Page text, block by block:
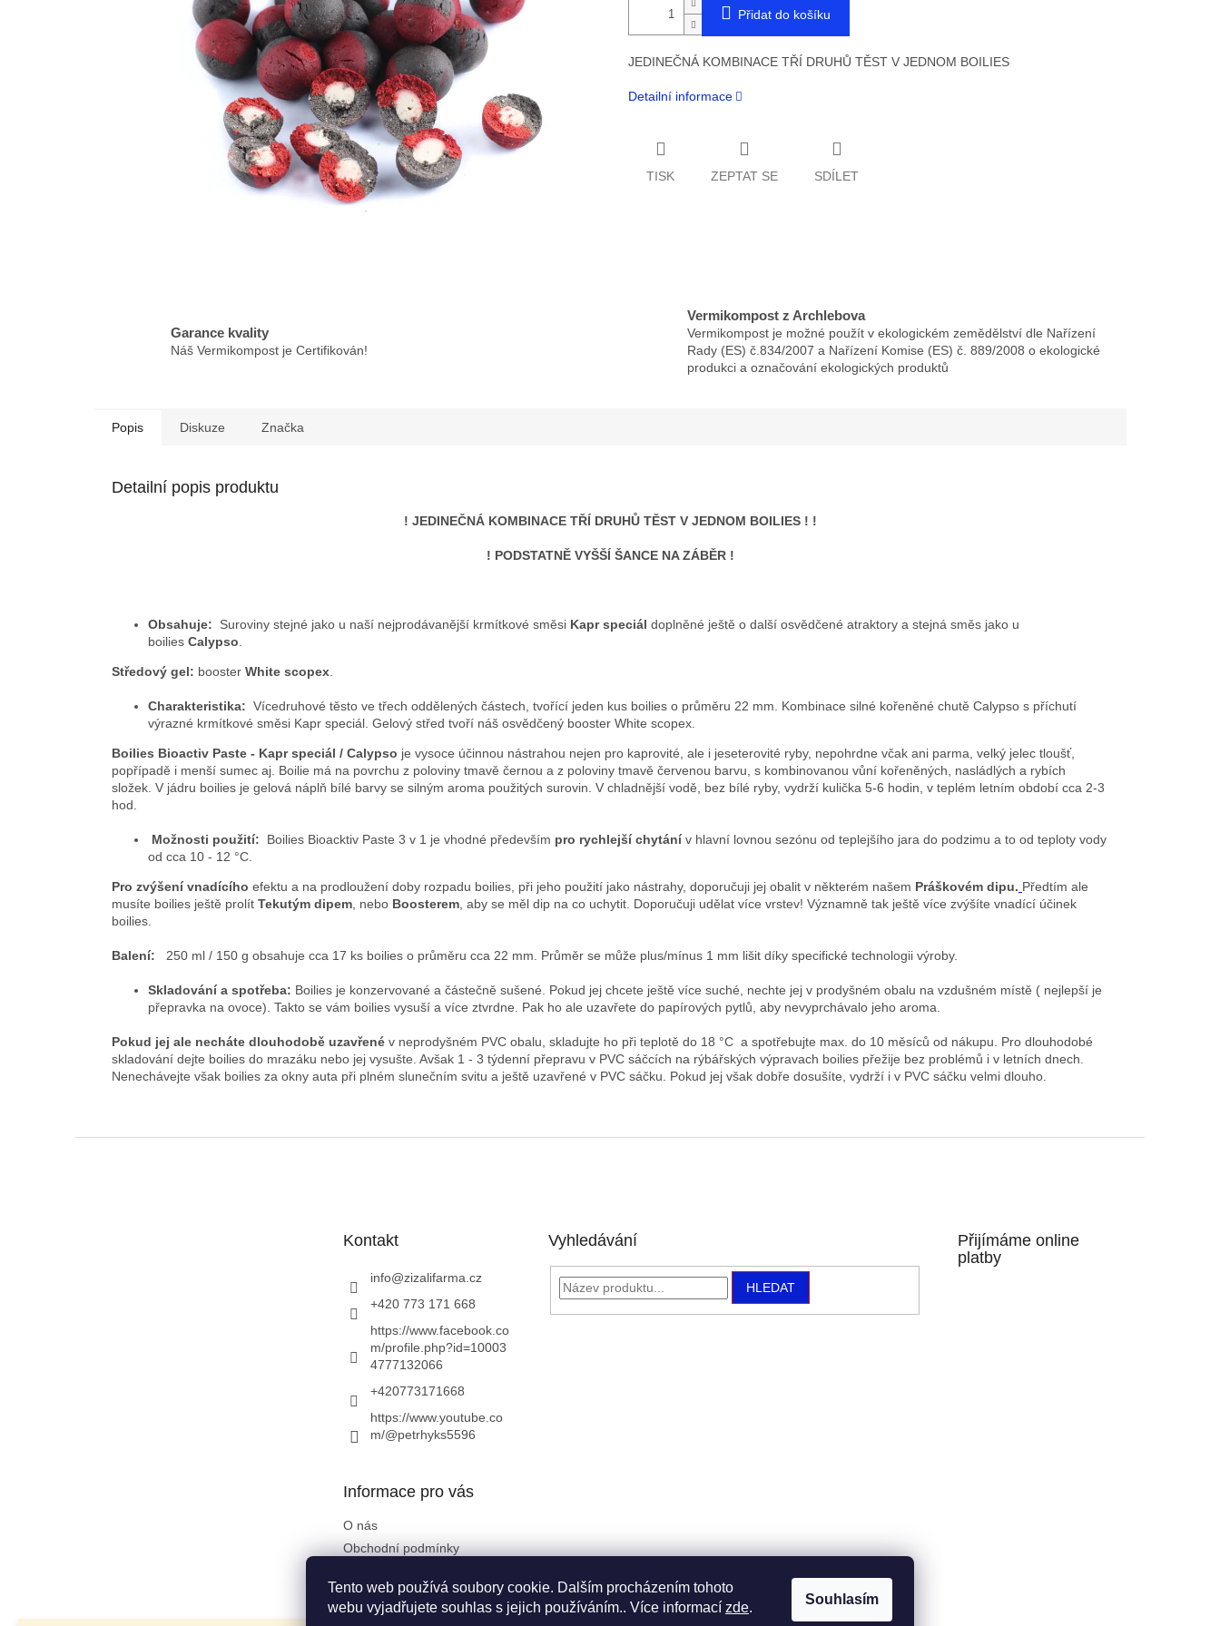
Tento web používá soubory cookie. Dalším procházením tohoto
webu vyjadřujete souhlas s jejich používáním.. Více informací zde.
Souhlasím
Přidat do košíku
JEDINEČNÁ KOMBINACE TŘÍ DRUHŮ TĚST V JEDNOM BOILIES
Detailní informace
TISK ZEPTAT SE SDÍLET
Garance kvality
Náš Vermikompost je Certifikován!
Vermikompost z Archlebova
Vermikompost je možné použít v ekologickém zemědělství dle Nařízení
Rady (ES) č.834/2007 a Nařízení Komise (ES) č. 889/2008 o ekologické
produkci a označování ekologických produktů
Popis Diskuze Značka
Detailní popis produktu
! JEDINEČNÁ KOMBINACE TŘÍ DRUHŮ TĚST V JEDNOM BOILIES ! !
! PODSTATNĚ VYŠŠÍ ŠANCE NA ZÁBĚR !
Obsahuje: Suroviny stejné jako u naší nejprodávanější krmítkové směsi Kapr speciál doplněné ještě o další osvědčené atraktory a stejná směs jako u
boilies Calypso
Středový gel: booster White scopex
Charakteristika: Vícedruhové těsto ve třech oddělených částech, tvořící jeden kus boilies o průměru 22 mm. Kombinace silné kořeněné chutě Calypso s příchutí
výrazné krmítkové směsi Kapr speciál. Gelový střed tvoří náš osvědčený booster White scopex.
Boilies Bioactiv Paste - Kapr speciál / Calypso je vysoce účinnou nástrahou nejen pro kaprovité, ale i jeseterovité ryby, nepohrdne včak ani parma, velký jelec tloušť,
popřípadě i menší sumec aj. Boilie má na povrchu z poloviny tmavě černou a z poloviny tmavě červenou barvu, s kombinovanou vůní kořeněných, nasládlých a rybích
složek. V jádru boilies je gelová náplň bílé barvy se silným aroma použitých surovin. V chladnější vodě, bez bílé ryby, vydrží kulička 5-6 hodin, v teplém letním období cca 2-3
hod.
Možnosti použití: Boilies Bioacktiv Paste 3 v 1 je vhodné především pro rychlejší chytánív hlavní lovnou sezónu od teplejšího jara do podzimu a to od teploty vody
od cca 10 - 12 °C.
Pro zvýšení vnadícího efektu a na prodloužení doby rozpadu boilies, při jeho použití jako nástrahy, doporučuji jej obalit v některém našem Práškovém dipu. Předtím ale
musíte boilies ještě prolít Tekutým dipem , nebo Boosterem , aby se měl dip na co uchytit. Doporučuji udělat více vrstev! Významně tak ještě více zvýšíte vnadící účinek
boilies.
Balení: 250 ml / 150 g obsahuje cca 17 ks boilies o průměru cca 22 mm. Průměr se může plus/mínus 1 mm lišit díky specifické technologii výroby.
Skladování a spotřeba: Boilies je konzervované a částečně sušené. Pokud jej chcete ještě více suché, nechte jej v prodyšném obalu na vzdušném místě ( nejlepší je
přepravka na ovoce). Takto se vám boilies vysuší a více ztvrdne. Pak ho ale uzavřete do papírových pytlů, aby nevyprchávalo jeho aroma.
Pokud jej ale necháte dlouhodobě uzavřené v neprodyšném PVC obalu, skladujte ho při teplotě do 18 °C a spotřebujte max. do 10 měsíců od nákupu. Pro dlouhodobé
skladování dejte boilies do mrazáku nebo jej vysušte. Avšak 1 - 3 týdenní přepravu v PVC sáčcích na rýbářských výpravach boilies přežije bez problémů i v letních dnech.
Nenechávejte však boilies za okny auta při plném slunečním svitu a ještě uzavřené v PVC sáčku. Pokud jej však dobře dosušíte, vydrží i v PVC sáčku velmi dlouho.
Kontakt
info@zizalifarma.cz
+420 773 171 668
https://www.facebook.co
m/profile.php?id=10003
4777132066
+420773171668
https://www.youtube.co
m/@petrhyks5596
Vyhledávání
HLEDAT
Přijímáme online
platby
Informace pro vás
O nás
Obchodní podmínky
údajů